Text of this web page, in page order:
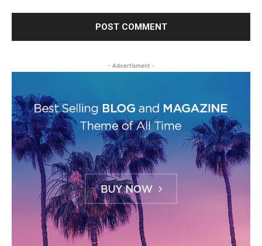
- Advertisment -